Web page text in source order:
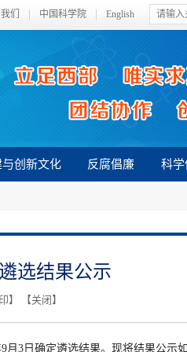
们 中国科学院 English
与创新文化 反腐倡廉 科学
选结果公示
】 【关闭 】
9月 3 日确定遴选结果。现将结果公示如